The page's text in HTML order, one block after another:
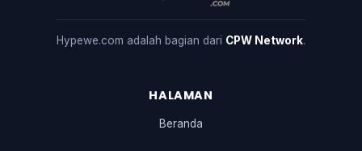
Hypewe.com adalah bagian dari CPW Network.
HALAMAN
Beranda